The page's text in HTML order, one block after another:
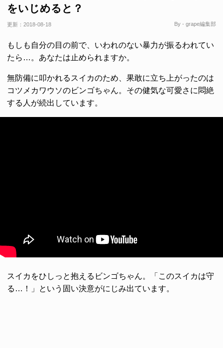
をいじめると？
更新： 2018-08-18 By - grape編集部
もしも自分の目の前で、いわれのない暴力が振るわれてい
たら…。あなたは止められますか。
無防備に叩かれるスイカのため、果敢に立ち上がったのは
コツメカワウソのビンゴちゃん。その健気な可愛さに悶絶
する人が続出しています。
スイカをひしっと抱えるビンゴちゃん。「このスイカは守
る…！」という固い決意がにじみ出ています。